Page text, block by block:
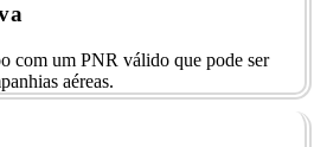
com um PNR válido que pode ser
aéreas.